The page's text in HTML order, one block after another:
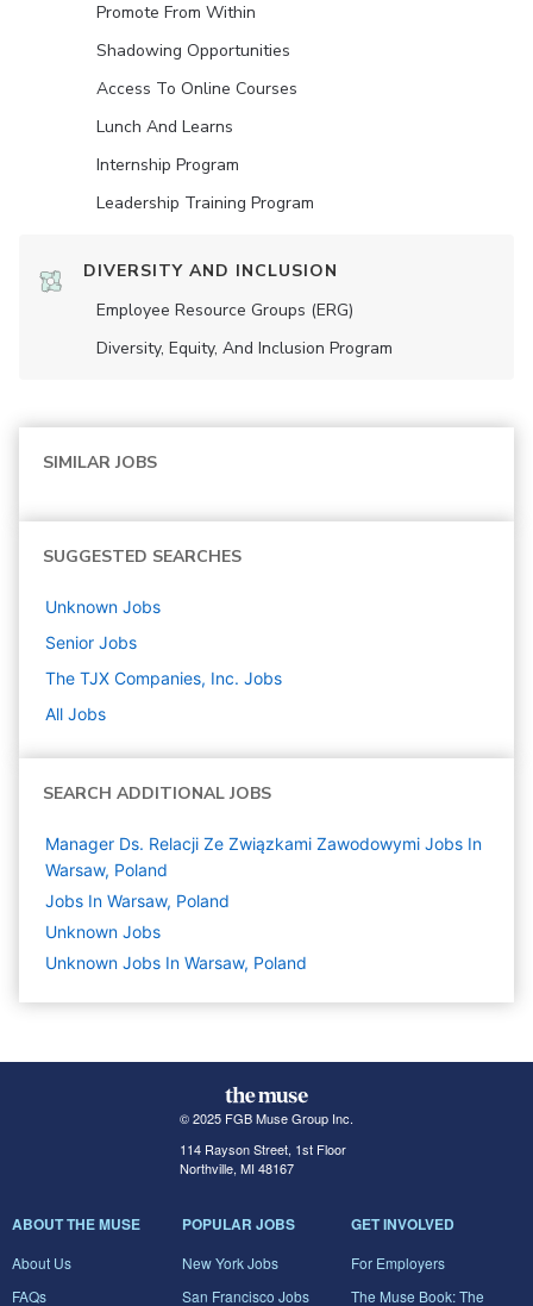
Promote From Within
Shadowing Opportunities
Access To Online Courses
Lunch And Learns
Internship Program
Leadership Training Program
DIVERSITY AND INCLUSION
Employee Resource Groups (ERG)
Diversity, Equity, And Inclusion Program
SIMILAR JOBS
SUGGESTED SEARCHES
Unknown Jobs
Senior Jobs
The TJX Companies, Inc. Jobs
All Jobs
SEARCH ADDITIONAL JOBS
Manager Ds. Relacji Ze Związkami Zawodowymi Jobs In
Warsaw, Poland
Jobs In Warsaw, Poland
Unknown Jobs
Unknown Jobs In Warsaw, Poland
© 2025 FGB Muse Group Inc.
114 Rayson Street, 1st Floor
Northville, MI 48167
ABOUT THE MUSE
About Us
FAQs
POPULAR JOBS
New York Jobs
San Francisco Jobs
GET INVOLVED
For Employers
The Muse Book: The